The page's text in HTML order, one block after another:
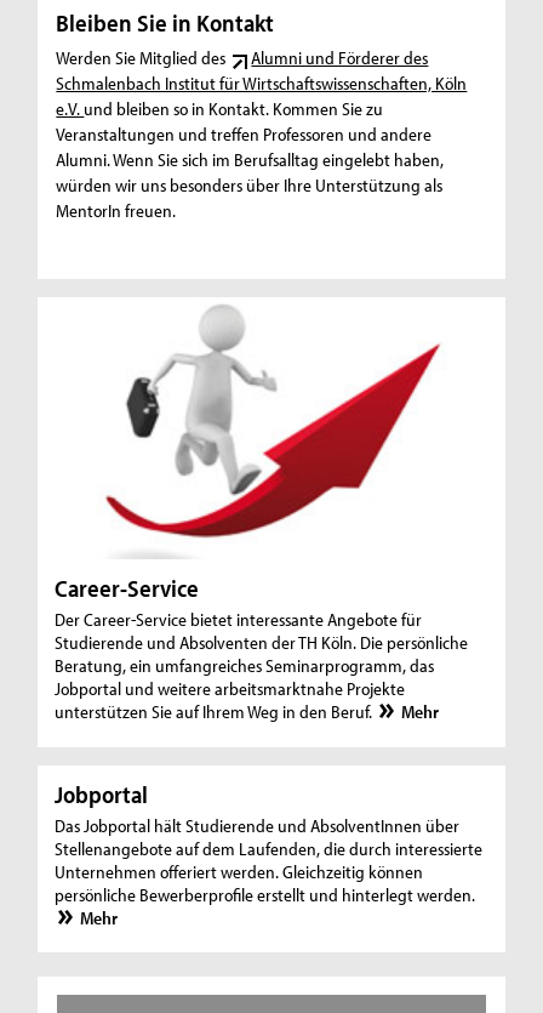
Bleiben Sie in Kontakt
Werden Sie Mitglied des
Alumni und Förderer des
Schmalenbach Institut für Wirtschaftswissenschaften, Köln
e.V. und bleiben so in Kontakt. Kommen Sie zu
Veranstaltungen und treffen Professoren und andere
Alumni. Wenn Sie sich im Berufsalltag eingelebt haben,
würden wir uns besonders über Ihre Unterstützung als
MentorIn freuen.
Career-Service
Der Career-Service bietet interessante Angebote für
Studierende und Absolventen der TH Köln. Die persönliche
Beratung, ein umfangreiches Seminarprogramm, das
Jobportal und weitere arbeitsmarktnahe Projekte
unterstützen Sie auf Ihrem Weg in den Beruf.
Mehr
Jobportal
Das Jobportal hält Studierende und AbsolventInnen über
Stellenangebote auf dem Laufenden, die durch interessierte
Unternehmen offeriert werden. Gleichzeitig können
persönliche Bewerberprofile erstellt und hinterlegt werden.
Mehr